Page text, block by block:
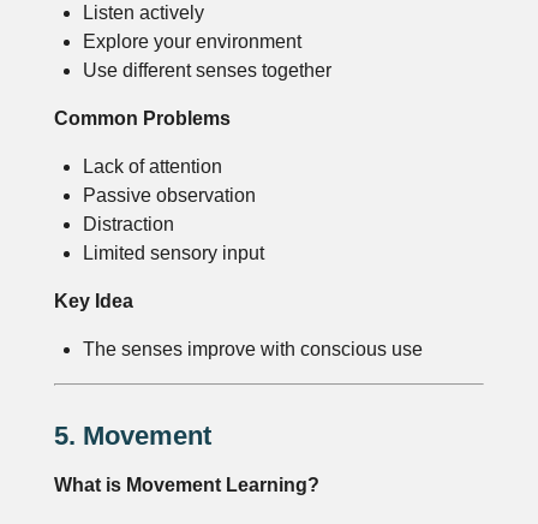
Listen actively
Explore your environment
Use different senses together
Common Problems
Lack of attention
Passive observation
Distraction
Limited sensory input
Key Idea
The senses improve with conscious use
5. Movement
What is Movement Learning?